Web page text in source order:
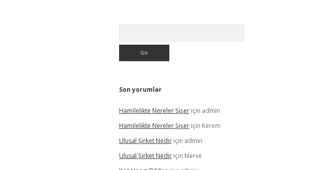
Son yorumlar
Hamilelikte Nereler Şişeriçin admin
Hamilelikte Nereler Şişeriçin Kerem
Ulusal Şirket Nediriçin admin
Ulusal Şirket Nediriçin Merve